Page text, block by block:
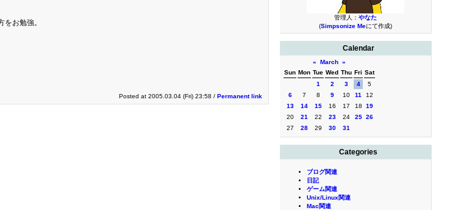
管理人： やなた
(Simpsonize Meにて作成)
Calendar
« March »
Sun Mon Tue Wed Thu Fri Sat
1
2 3 4
5
6
7 8 9 10 11
12
13
14 15 16 17 18
19
20
21 22 23 24 25 26
27
28 29 30 31
Categories
ブログ関連
日記
ゲーム関連
Unix/Linux関連
Mac関連
お勉強。
Posted at 2005.03.04 (Fri) 23:58 / Permanent link